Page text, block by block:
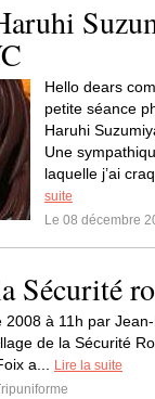
Hello dears
petite séance
Haruhi
Une
laquelle j’ai
suite
Le 08 décembre
Sécurité
à 11h par
de la Sécurité
a...
Lire la suite